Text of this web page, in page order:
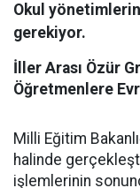
Okul
gerekiyor.
İller Arası Özür
Öğretmenlere
Milli Eğitim
halinde
işlemlerinin